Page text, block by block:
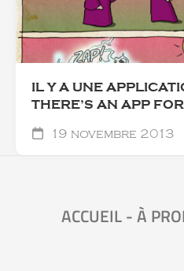
IL Y A UNE
THERE’S AN APP
19 novembre 2013
ACCUEIL-À